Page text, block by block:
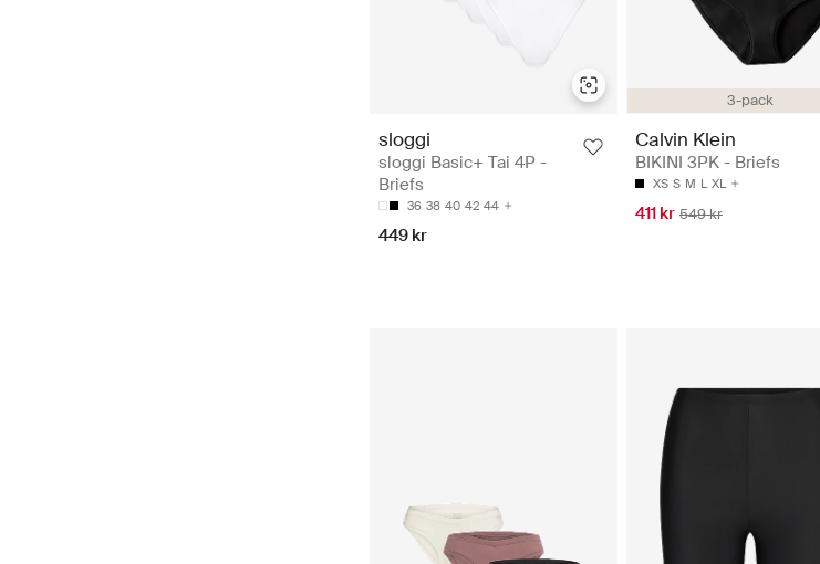
sloggi
sloggi Basic+ Tai 4P -
Briefs
36 38 40 42 44
449 kr
3-pack
Calvin Klein
BIKINI 3PK - Briefs
XS S M L XL
411 kr 549 kr